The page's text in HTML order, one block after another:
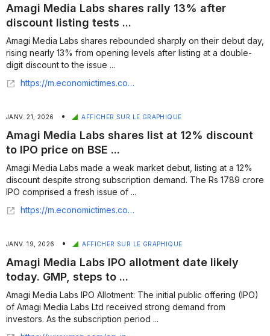
Amagi Media Labs shares rally 13% after
discount listing tests ...
Amagi Media Labs shares rebounded sharply on their debut day,
rising nearly 13% from opening levels after listing at a double-
digit discount to the issue ...
https://m.economictimes.com/markets/stocks/news/amagi-media-labs-shares-rally-13-after-discount-listing-tests-investor-conviction/articleshow/126943436.cms
JANV. 21, 2026 • AFFICHER SUR LE GRAPHIQUE
Amagi Media Labs shares list at 12% discount
to IPO price on BSE ...
Amagi Media Labs made a weak market debut, listing at a 12%
discount despite strong subscription demand. The Rs 1789 crore
IPO comprised a fresh issue of ...
https://m.economictimes.com/markets/stocks/news/amagi-media-labs-shares-list-at-12-discount-to-ipo-price-on-bse-nse/articleshow/126926657.cms
JANV. 19, 2026 • AFFICHER SUR LE GRAPHIQUE
Amagi Media Labs IPO allotment date likely
today. GMP, steps to ...
Amagi Media Labs IPO Allotment: The initial public offering (IPO)
of Amagi Media Labs Ltd received strong demand from
investors. As the subscription period ...